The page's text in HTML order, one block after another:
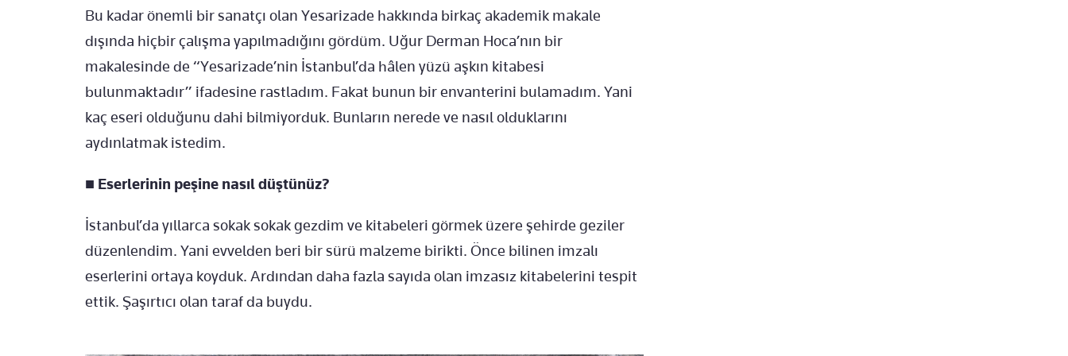
Bu kadar önemli bir sanatçı olan Yesarizade hakkında birkaç akademik makale
dışında hiçbir çalışma yapılmadığını gördüm. Uğur Derman Hoca’nın bir
makalesinde de “Yesarizade’nin İstanbul’da hâlen yüzü aşkın kitabesi
bulunmaktadır” ifadesine rastladım. Fakat bunun bir envanterini bulamadım. Yani
kaç eseri olduğunu dahi bilmiyorduk. Bunların nerede ve nasıl olduklarını
aydınlatmak istedim.
■ Eserlerinin peşine nasıl düştünüz?
İstanbul’da yıllarca sokak sokak gezdim ve kitabeleri görmek üzere şehirde geziler
düzenlendim. Yani evvelden beri bir sürü malzeme birikti. Önce bilinen imzalı
eserlerini ortaya koyduk. Ardından daha fazla sayıda olan imzasız kitabelerini tespit
ettik. Şaşırtıcı olan taraf da buydu.